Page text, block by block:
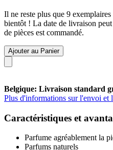
Il ne reste plus que 9
bientôt ! La date de livraison
de pièces est commandé.
Ajouter au Panier
Belgique: Livraison standard
Plus d'informations sur l'envoi et
Caractéristiques et
Parfume agréablement la
Parfums naturels